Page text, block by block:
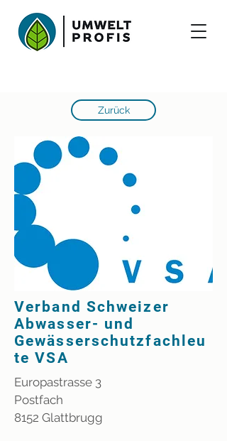
Zurück
Verband Schweizer
Abwasser- und
Gewässerschutzfachleu
te VSA
Europastrasse 3
Postfach
8152 Glattbrugg